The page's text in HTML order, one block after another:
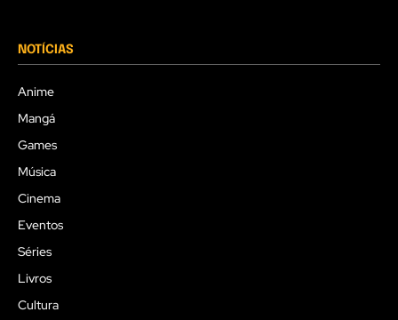
NOTÍCIAS
Anime
Mangá
Games
Música
Cinema
Eventos
Séries
Livros
Cultura